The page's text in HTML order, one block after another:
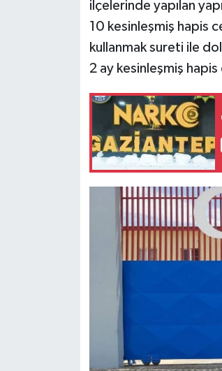
ilçelerinde yapılan
10 kesinleşmiş hapis
kullanmak sureti ile
2 ay kesinleşmiş hapis